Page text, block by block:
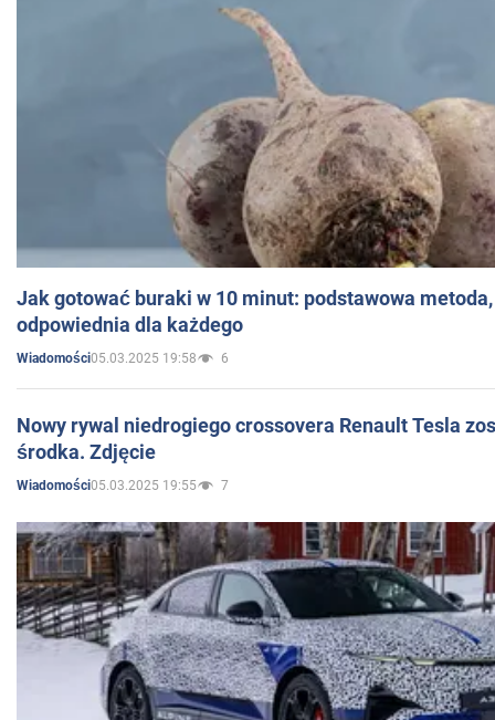
Jak gotować buraki w 10 minut: podstawowa
odpowiednia dla każdego
Wiadomości05.03.2025 19:58 6
Nowy rywal niedrogiego crossovera Renault Tesla
środka. Zdjęcie
Wiadomości05.03.2025 19:55 7